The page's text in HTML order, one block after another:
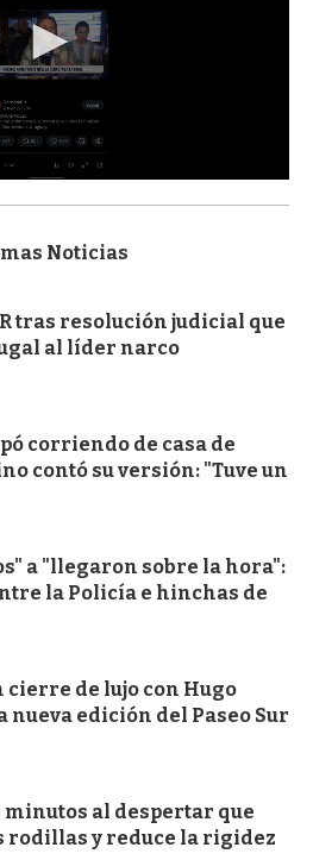
Noticias
tras resolución judicial que
al líder narco
corriendo de casa de
contó su versión: "Tuve un
a "llegaron sobre la hora":
la Policía e hinchas de
cierre de lujo con Hugo
nueva edición del Paseo Sur
al despertar que
rodillas y reduce la rigidez